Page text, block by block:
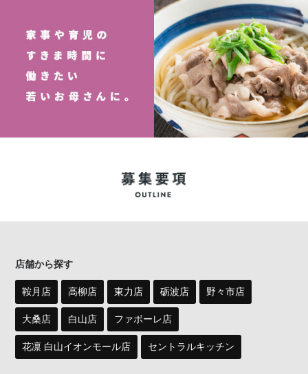
店舗から探す
鞍月店 高柳店 東力店 砺波店 野々市店
大桑店 白山店 ファボーレ店
花凛 白山イオンモール店 セントラルキッチン